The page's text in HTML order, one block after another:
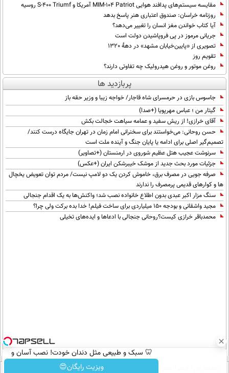
مقایسه سیستم‌های پدافند هوایی MIM-104 Patriot آمریکا و S-400 Triumf روسیه
روزنامه خراسان: صندوق اعتباری هنر پاسخ بدهد
آیا کتاب خواندن مغز انسان را تغییر می‌دهد؟
جریانی مرموز در پی فروپاشیدن دولت است
تصویری از «پایین‌خیابان مشهد» در دهۀ 1320
تقویم روز
روغن موتور و روغن هیدرولیک چه تفاوتی دارند؟
پربازدید ها
جاسوس بازی در حرمسرای شاه قاجار/ خواجه زیبا و وزیر حقه باز
گیتار من ؛ عباس مهرپویا (+صدا)
آقای خرازی! از ریش سفید و عمامه سیاهت خجالت بکش
حسن روحانی: می‌خواستند برای سخنرانی امام زمان در تهران جایگاه درست کنند/
تصمیم‌گیر اصلی برای ادامه یا پایان جنگ و آینده ملت است
سرنوشت عجیب هتل عظیم شوروی در ارمنستان (+تصاویر)
جزئیات مورد بحث جدید از موشک خیبرشکن ایران (+عکس)
صرفه جویی در مصرف برق، خاموش کردن یک دو لامپ نیست/ مردم توان تعویض یخچال
ها و کوارهای قدیمی پرمصرف را ندارند
سنگ مزار اکبر عبدی بدون اطلاع خانواده نصب شد؛ واکنش‌ها به یک اقدام جنجالی
مجید واشقانی و بودجه 150 میلیاردی برای ساخت فیلم! خدا بده برکت ولی چرا؟
محمدباقر خرازی کیست؟روحانی جنجالی با ادعاها و ایده‌های تخیلی
🦷 سبک و طبیعی مثل دندان خودت! نصب آسان و
پرداخت اقساطی 💳 📍 تهران
ویزیت رایگان😍درباره عصرایران تماس با ما آرشیو